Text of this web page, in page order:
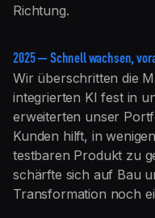
Richtung.
2025 — Schnell wachsen,
Wir überschritten die
integrierten KI fest in
erweiterten unser
Kunden hilft, in
testbaren Produkt zu
schärfte sich auf Bau
Transformation noch